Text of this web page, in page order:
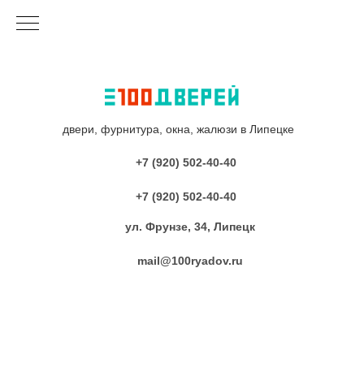
двери, фурнитура, окна, жалюзи в Липецке
+7 (920) 502-40-40
+7 (920) 502-40-40
ул. Фрунзе, 34, Липецк
mail@100ryadov.ru